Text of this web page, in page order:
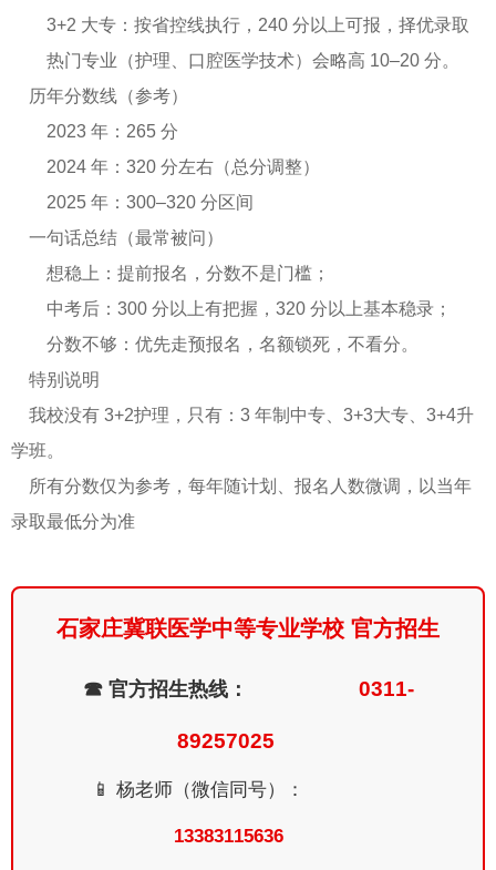
3+2 大专：按省控线执行，240 分以上可报，择优录取
热门专业（护理、口腔医学技术）会略高 10–20 分。
历年分数线（参考）
2023 年：265 分
2024 年：320 分左右（总分调整）
2025 年：300–320 分区间
一句话总结（最常被问）
想稳上：提前报名，分数不是门槛；
中考后：300 分以上有把握，320 分以上基本稳录；
分数不够：优先走预报名，名额锁死，不看分。
特别说明
我校没有 3+2护理，只有：3 年制中专、3+3大专、3+4升
学班。
所有分数仅为参考，每年随计划、报名人数微调，以当年
录取最低分为准
石家庄冀联医学中等专业学校 官方招生
☎ 官方招生热线： 0311-
89257025
📱 杨老师（微信同号）：
13383115636